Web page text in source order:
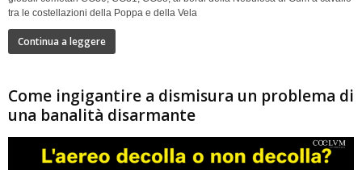
tra le costellazioni della Poppa e della Vela
Continua a leggere
Come ingigantire a dismisura un problema di
una banalità disarmante